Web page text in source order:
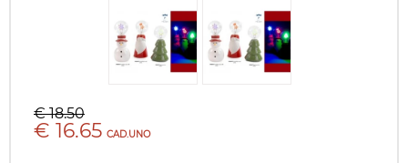
€ 18.50
€ 16.65 CAD.UNO